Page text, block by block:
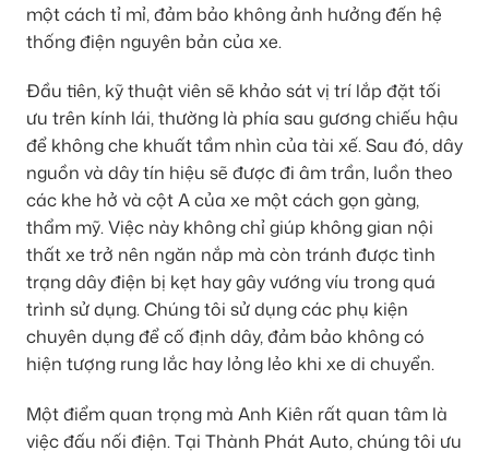
một cách tỉ mỉ, đảm bảo không ảnh hưởng đến hệ
thống điện nguyên bản của xe.
Đầu tiên, kỹ thuật viên sẽ khảo sát vị trí lắp đặt tối
ưu trên kính lái, thường là phía sau gương chiếu hậu
để không che khuất tầm nhìn của tài xế. Sau đó, dây
nguồn và dây tín hiệu sẽ được đi âm trần, luồn theo
các khe hở và cột A của xe một cách gọn gàng,
thẩm mỹ. Việc này không chỉ giúp không gian nội
thất xe trở nên ngăn nắp mà còn tránh được tình
trạng dây điện bị kẹt hay gây vướng víu trong quá
trình sử dụng. Chúng tôi sử dụng các phụ kiện
chuyên dụng để cố định dây, đảm bảo không có
hiện tượng rung lắc hay lỏng lẻo khi xe di chuyển.
Một điểm quan trọng mà Anh Kiên rất quan tâm là
việc đấu nối điện. Tại Thành Phát Auto, chúng tôi ưu